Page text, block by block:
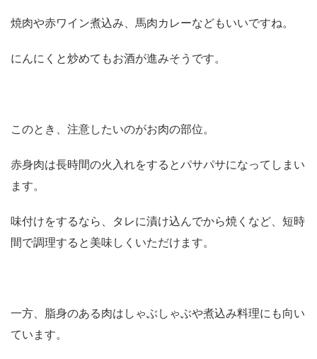
焼肉や赤ワイン煮込み、馬肉カレーなどもいいですね。
にんにくと炒めてもお酒が進みそうです。
このとき、注意したいのがお肉の部位。
赤身肉は長時間の火入れをするとパサパサになってしまい
ます。
味付けをするなら、タレに漬け込んでから焼くなど、短時
間で調理すると美味しくいただけます。
一方、脂身のある肉はしゃぶしゃぶや煮込み料理にも向い
ています。